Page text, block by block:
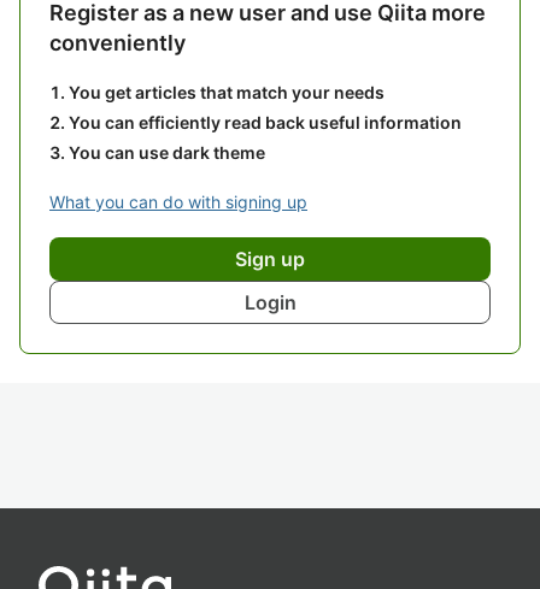
Register as a new user and use Qiita more
conveniently
You get articles that match your needs
You can efficiently read back useful information
You can use dark theme
What you can do with signing up
Sign up
Login